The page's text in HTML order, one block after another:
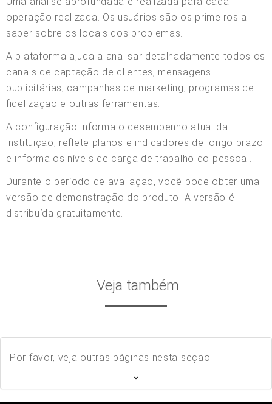
operação realizada. Os usuários são os primeiros a
saber sobre os locais dos problemas.
A plataforma ajuda a analisar detalhadamente todos os
canais de captação de clientes, mensagens
publicitárias, campanhas de marketing, programas de
fidelização e outras ferramentas.
A configuração informa o desempenho atual da
instituição, reflete planos e indicadores de longo prazo
e informa os níveis de carga de trabalho do pessoal.
Durante o período de avaliação, você pode obter uma
versão de demonstração do produto. A versão é
distribuída gratuitamente.
Veja também
Por favor, veja outras páginas nesta seção